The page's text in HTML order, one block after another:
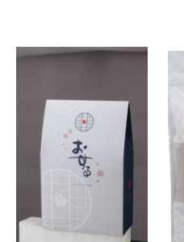
キッシュのイメージが
ワインのアテはもち
いた夜食にお召し上が
【おすすめの召し上が
オーヴンやトースター
ださい。